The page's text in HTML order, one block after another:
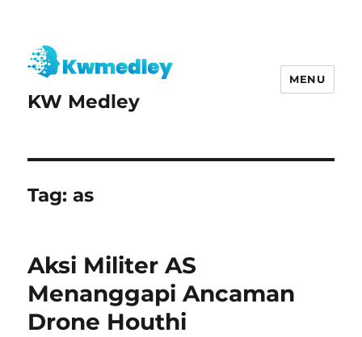
KW Medley
MENU
Tag:as
Aksi Militer AS
Menanggapi Ancaman
Drone Houthi